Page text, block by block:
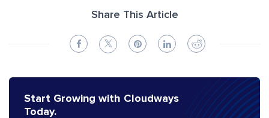
Share This Article
Start Growing with Cloudways
Today.